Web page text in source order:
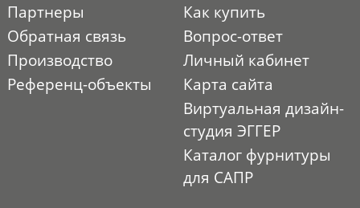
Партнеры
Обратная связь
Производство
Референц-объекты
Как купить
Вопрос-ответ
Личный кабинет
Карта сайта
Виртуальная дизайн-
студия ЭГГЕР
Каталог фурнитуры
для САПР